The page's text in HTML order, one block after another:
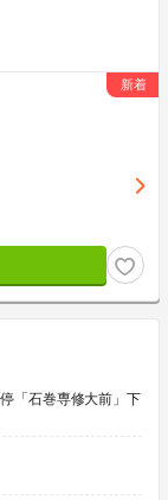
「石巻専修大前」下